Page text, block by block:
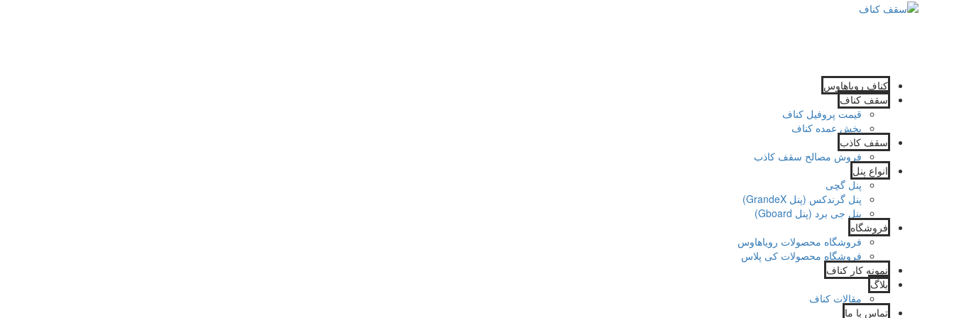
کناف رویاهاوس
سقف کناف
قیمت پروفیل کناف
پخش عمده کناف
سقف کاذب
فروش مصالح سقف کاذب
انواع پنل
پنل گچی
پنل گرندکس (پنل GrandeX)
پنل جی برد (پنل Gboard)
فروشگاه
فروشگاه محصولات رویاهاوس
فروشگاه محصولات کی پلاس
نمونه کار کناف
بلاگ
مقالات کناف
تماس با ما